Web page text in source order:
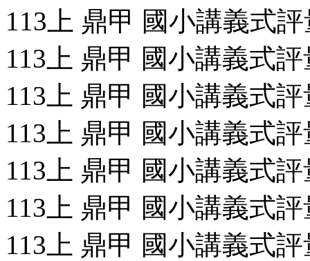
113上 鼎甲 國小講義式
113上 鼎甲 國小講義式
113上 鼎甲 國小講義式
113上 鼎甲 國小講義式
113上 鼎甲 國小講義式
113上 鼎甲 國小講義式
113上 鼎甲 國小講義式